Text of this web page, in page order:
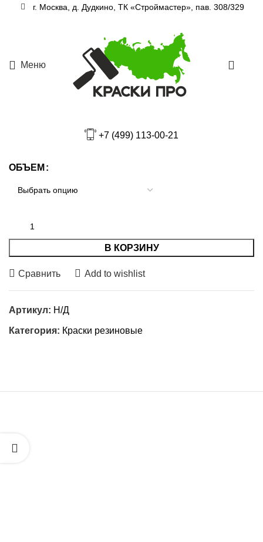
г. Москва, д. Дудкино, ТК «Строймастер», пав. 308/329
Меню
+7 (499) 113-00-21
Увеличить
Краски резиновые
ОБЪЕМ
В КОРЗИНУ
Сравнить Add to wishlist
Артикул: Н/Д
Категория: Краски резиновые